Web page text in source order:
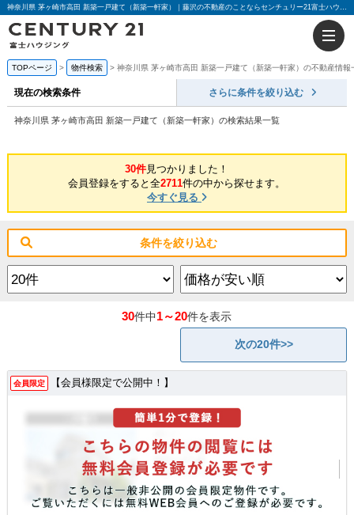
神奈川県 茅ヶ崎市高田 新築一戸建て（新築一軒家）｜藤沢の不動産のことならセンチュリー21富士ハウジング
TOPページ 物件検索 神奈川県 茅ヶ崎市高田 新築一戸建て（新築一軒家）の不動産情報
現在の検索条件 さらに条件を絞り込む
神奈川県 茅ヶ崎市高田 新築一戸建て（新築一軒家）の検索結果一覧
30件見つかりました！
会員登録をすると全2711件の中から探せます。
今すぐ見る
条件を絞り込む
30件中1～20件を表示
次の20件>>
会員限定 【会員様限定で公開中！】